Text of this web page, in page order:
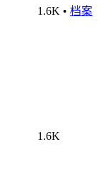
1.6K • 档案
1.6K